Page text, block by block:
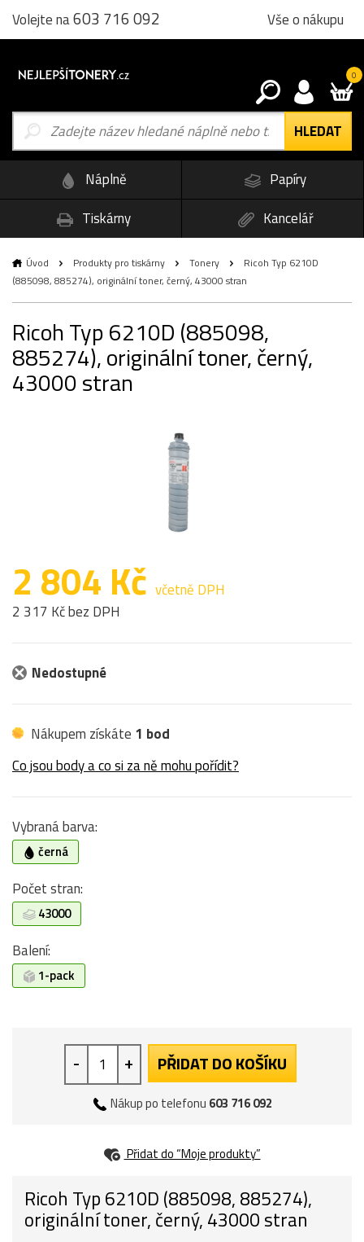
Volejte na603 716 092 Vše o nákupu
0
Náplně
Papíry
Tiskárny
Kancelář
Úvod Produkty pro tiskárny Tonery
Ricoh Typ 6210D
(885098, 885274), originální toner, černý, 43000 stran
Ricoh Typ 6210D (885098,
885274), originální toner, černý,
43000 stran
2 804 Kč včetně DPH
2 317 Kč bez DPH
Nedostupné
Nákupem získáte 1 bod
Co jsou body a co si za ně mohu pořídit?
Vybraná barva:
černá
Počet stran:
43000
Balení:
1-pack
- + PŘIDAT DO KOŠÍKU
Nákup po telefonu 603 716 092
Přidat do “Moje produkty”
Ricoh Typ 6210D (885098, 885274),
originální toner, černý, 43000 stran